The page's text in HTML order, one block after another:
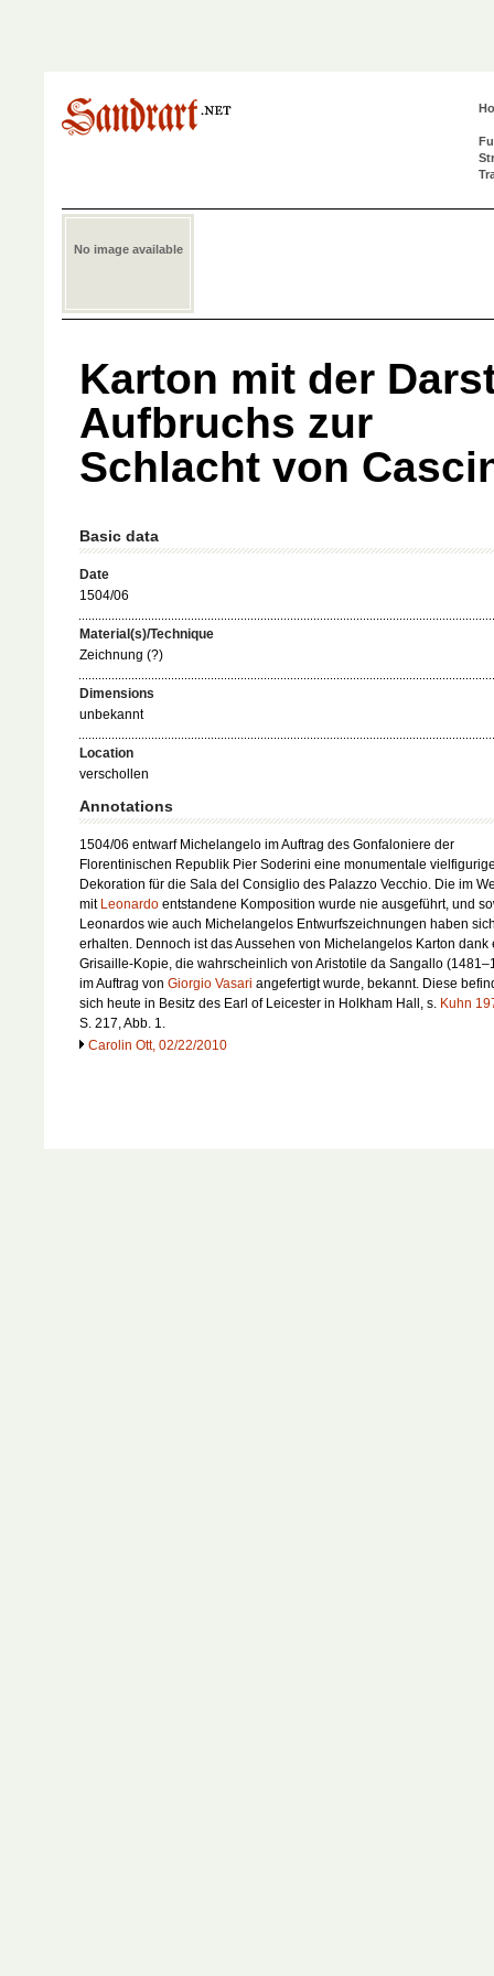
No image available
Karton mit der
Aufbruchs zur
Schlacht von
Basic data
Date
1504/06
Material(s)/Technique
Zeichnung (?)
Dimensions
unbekannt
Location
verschollen
Annotations
1504/06 entwarf Michelangelo im Auftrag des Gonfaloniere der
Florentinischen Republik Pier Soderini eine monumentale
Dekoration für die Sala del Consiglio des Palazzo Vecchio. Die im
mit Leonardo entstandene Komposition wurde nie ausgeführt, und
Leonardos wie auch Michelangelos Entwurfszeichnungen haben
erhalten. Dennoch ist das Aussehen von Michelangelos Karton dank
Grisaille-Kopie, die wahrscheinlich von Aristotile da Sangallo
im Auftrag von Giorgio Vasari angefertigt wurde, bekannt. Diese
sich heute in Besitz des Earl of Leicester in Holkham Hall, s. Kuhn
S. 217, Abb. 1.
Carolin Ott, 02/22/2010